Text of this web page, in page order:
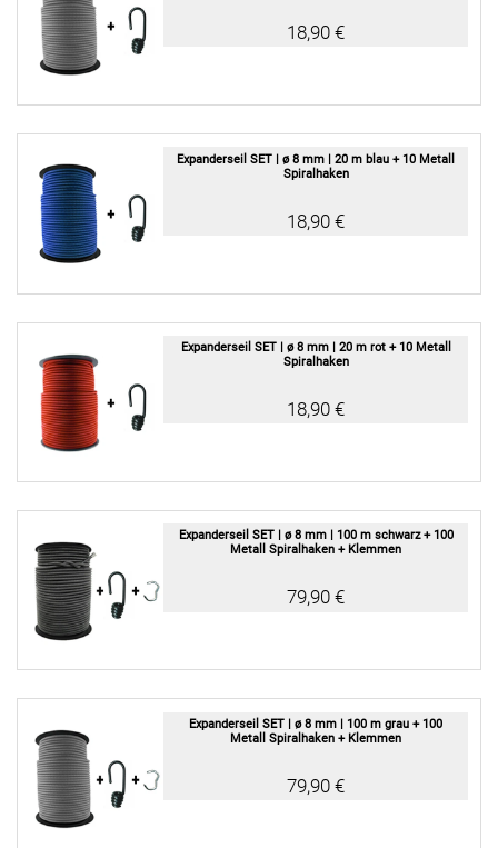
18,90 €
Expanderseil SET | ø 8 mm | 20 m blau + 10 Metall
Spiralhaken
18,90 €
Expanderseil SET | ø 8 mm | 20 m rot + 10 Metall
Spiralhaken
18,90 €
Expanderseil SET | ø 8 mm | 100 m schwarz + 100
Metall Spiralhaken + Klemmen
79,90 €
Expanderseil SET | ø 8 mm | 100 m grau + 100
Metall Spiralhaken + Klemmen
79,90 €